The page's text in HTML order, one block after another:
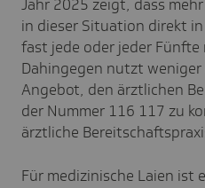
Jahr 2025 zeigt, dass
in dieser Situation direkt
fast jede oder jeder
Dahingegen nutzt
Angebot, den ärztlichen
der Nummer 116 117 zu
ärztliche
Für medizinische Laien ist